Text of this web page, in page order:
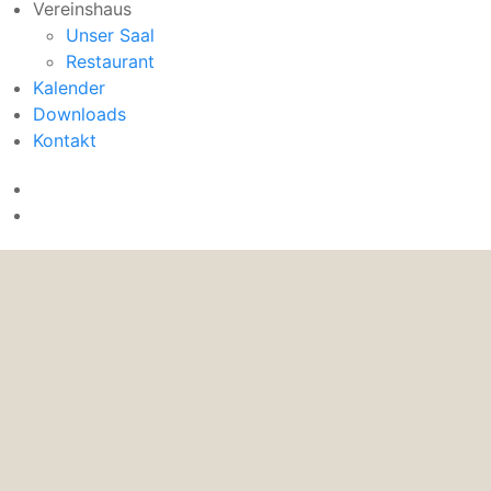
Vereinshaus
Unser Saal
Restaurant
Kalender
Downloads
Kontakt